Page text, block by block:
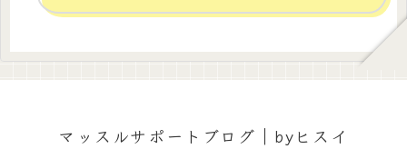
マッスルサポートブログ｜byヒスイ